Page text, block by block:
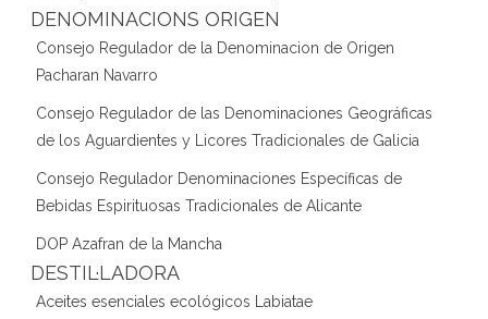
DENOMINACIONS ORIGEN
Consejo Regulador de la Denominacion de Origen
Pacharan Navarro
Consejo Regulador de las Denominaciones Geográficas
de los Aguardientes y Licores Tradicionales de Galicia
Consejo Regulador Denominaciones Específicas de
Bebidas Espirituosas Tradicionales de Alicante
DOP Azafran de la Mancha
DESTIL·LADORA
Aceites esenciales ecológicos Labiatae